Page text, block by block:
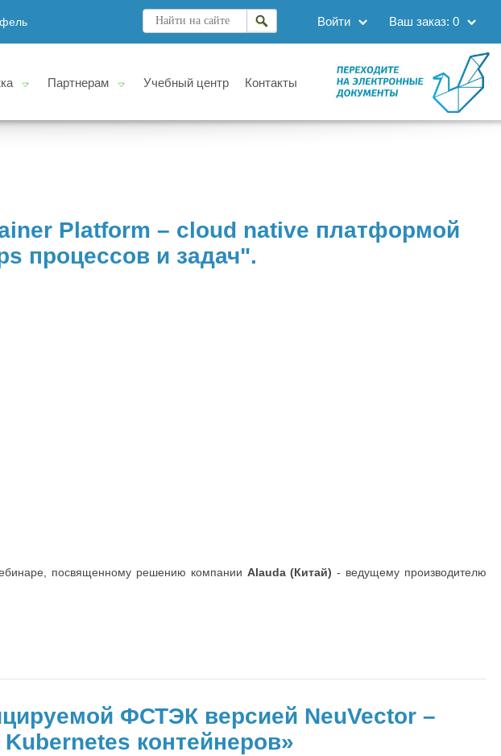
Ваш заказ: 0
Войти
Партнерам Учебный центр Контакты
Platform – cloud native платформой
процессов и задач".
посвященному решению компании Alauda (Китай) - ведущему производителю
ФСТЭК версией NeuVector –
контейнеров»